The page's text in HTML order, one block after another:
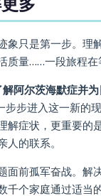
象只是第一步。理
质量……一段旅程在
解阿尔茨海默症并
步步进入这一新的
解症状，更重要的
人的联系。
面前孤军奋战。解
千个家庭通过适当